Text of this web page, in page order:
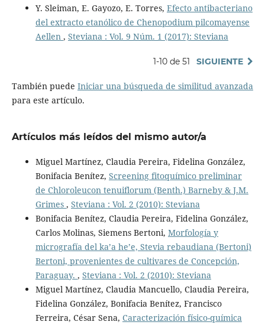
Y. Sleiman, E. Gayozo, E. Torres, Efecto antibacteriano
del extracto etanólico de Chenopodium pilcomayense
Aellen , Steviana : Vol. 9 Núm. 1 (2017): Steviana
1-10 de 51 SIGUIENTE
También puede Iniciar una búsqueda de similitud avanzada
para este artículo.
Artículos más leídos del mismo autor/a
Miguel Martínez, Claudia Pereira, Fidelina González,
Bonifacia Benítez, Screening fitoquímico preliminar
de Chloroleucon tenuiflorum (Benth.) Barneby & J.M.
Grimes , Steviana : Vol. 2 (2010): Steviana
Bonifacia Benítez, Claudia Pereira, Fidelina González,
Carlos Molinas, Siemens Bertoni, Morfología y
micrografía del ka’a he’e, Stevia rebaudiana (Bertoni)
Bertoni, provenientes de cultivares de Concepción,
Paraguay. , Steviana : Vol. 2 (2010): Steviana
Miguel Martínez, Claudia Mancuello, Claudia Pereira,
Fidelina González, Bonifacia Benítez, Francisco
Ferreira, César Sena, Caracterización físico-química